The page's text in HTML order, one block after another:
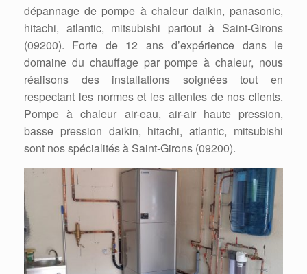
dépannage de pompe à chaleur daikin, panasonic,
hitachi, atlantic, mitsubishi partout à Saint-Girons
(09200). Forte de 12 ans d’expérience dans le
domaine du chauffage par pompe à chaleur, nous
réalisons des installations soignées tout en
respectant les normes et les attentes de nos clients.
Pompe à chaleur air-eau, air-air haute pression,
basse pression daikin, hitachi, atlantic, mitsubishi
sont nos spécialités à Saint-Girons (09200).